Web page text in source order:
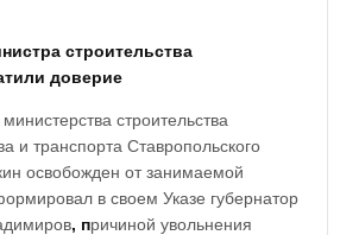
строительства
доверие
строительства
и транспорта Ставропольского
освобожден от занимаемой
в своем Указе губернатор
, причиной увольнения